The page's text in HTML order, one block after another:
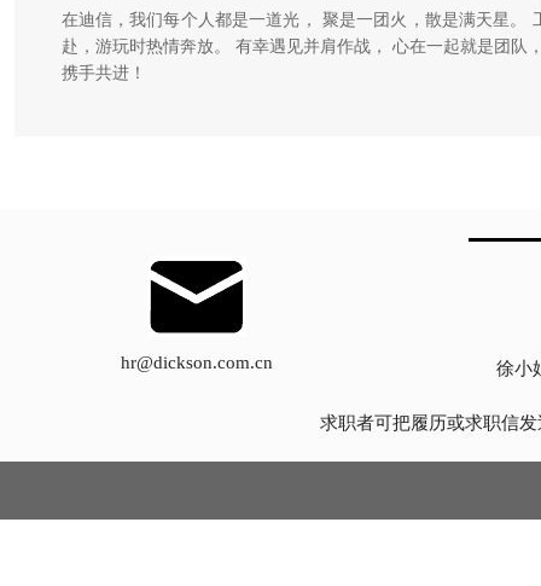
在迪信，我们每个人都是一道光， 聚是一团火，散是满天星。
赴，游玩时热情奔放。 有幸遇见并肩作战， 心在一起就是团队
携手共进！
hr@dickson.com.cn 徐小
求职者可把履历或求职信